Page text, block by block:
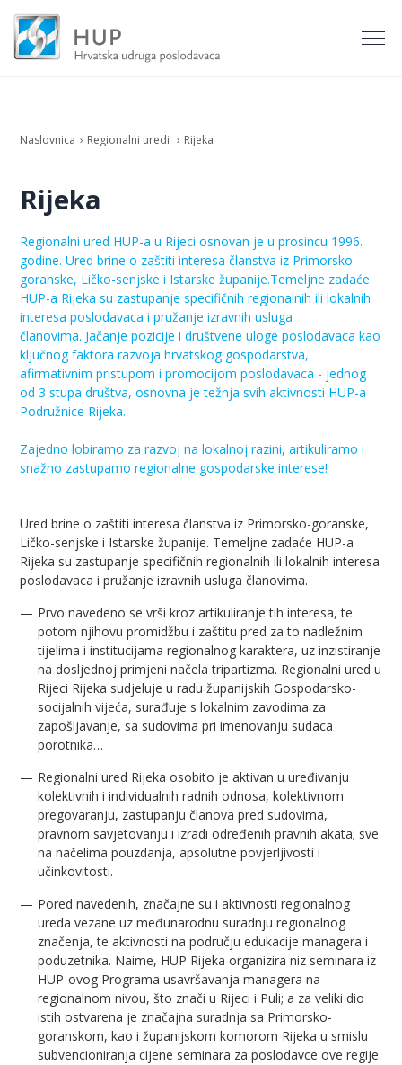
Naslovnica Regionalni uredi Rijeka
Rijeka
Regionalni ured HUP-a u Rijeci osnovan je u prosincu 1996.
godine. Ured brine o zaštiti interesa članstva iz Primorsko-
goranske, Ličko-senjske i Istarske županije.Temeljne zadaće
HUP-a Rijeka su zastupanje specifičnih regionalnih ili lokalnih
interesa poslodavaca i pružanje izravnih usluga
članovima. Jačanje pozicije i društvene uloge poslodavaca kao
ključnog faktora razvoja hrvatskog gospodarstva,
afirmativnim pristupom i promocijom poslodavaca - jednog
od 3 stupa društva, osnovna je težnja svih aktivnosti HUP-a
Podružnice Rijeka.
Zajedno lobiramo za razvoj na lokalnoj razini, artikuliramo i
snažno zastupamo regionalne gospodarske interese!
Ured brine o zaštiti interesa članstva iz Primorsko-goranske,
Ličko-senjske i Istarske županije. Temeljne zadaće HUP-a
Rijeka su zastupanje specifičnih regionalnih ili lokalnih interesa
poslodavaca i pružanje izravnih usluga članovima.
Prvo navedeno se vrši kroz artikuliranje tih interesa, te
potom njihovu promidžbu i zaštitu pred za to nadležnim
tijelima i institucijama regionalnog karaktera, uz inzistiranje
na dosljednoj primjeni načela tripartizma. Regionalni ured u
Rijeci Rijeka sudjeluje u radu županijskih Gospodarsko-
socijalnih vijeća, surađuje s lokalnim zavodima za
zapošljavanje, sa sudovima pri imenovanju sudaca
porotnika…
Regionalni ured Rijeka osobito je aktivan u uređivanju
kolektivnih i individualnih radnih odnosa, kolektivnom
pregovaranju, zastupanju članova pred sudovima,
pravnom savjetovanju i izradi određenih pravnih akata; sve
na načelima pouzdanja, apsolutne povjerljivosti i
učinkovitosti.
Pored navedenih, značajne su i aktivnosti regionalnog
ureda vezane uz međunarodnu suradnju regionalnog
značenja, te aktivnosti na području edukacije managera i
poduzetnika. Naime, HUP Rijeka organizira niz seminara iz
HUP-ovog Programa usavršavanja managera na
regionalnom nivou, što znači u Rijeci i Puli; a za veliki dio
istih ostvarena je značajna suradnja sa Primorsko-
goranskom, kao i županijskom komorom Rijeka u smislu
subvencioniranja cijene seminara za poslodavce ove regije.